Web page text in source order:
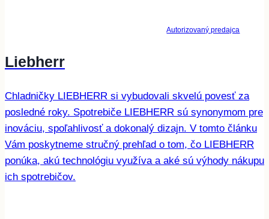
Autorizovaný predajca
Liebherr
Chladničky LIEBHERR si vybudovali skvelú povesť za
posledné roky. Spotrebiče LIEBHERR sú synonymom pre
inováciu, spoľahlivosť a dokonalý dizajn. V tomto článku
Vám poskytneme stručný prehľad o tom, čo LIEBHERR
ponúka, akú technológiu využíva a aké sú výhody nákupu
ich spotrebičov.